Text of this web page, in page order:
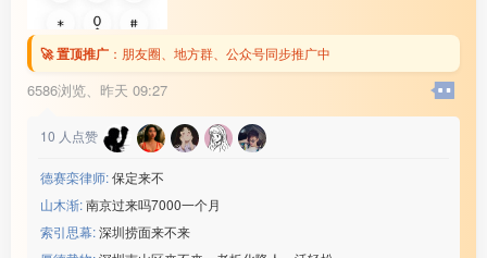
🚀 置顶推广 ： 朋友圈、地方群、公众号同步推广中
6586浏览、 昨天 09:27
10 人点赞
德赛栾律师:保定来不
山木渐:南京过来吗7000一个月
索引思幕:深圳捞面来不来